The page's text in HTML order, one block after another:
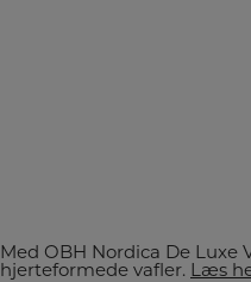
Med OBH Nordica De Luxe
hjerteformede vafler. Læs